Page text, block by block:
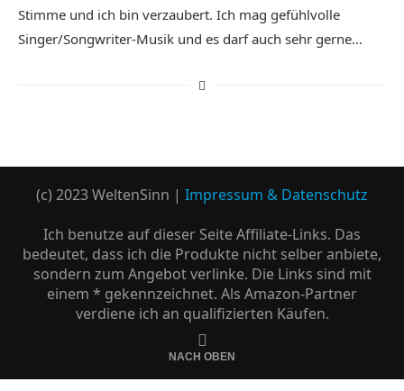
Stimme und ich bin verzaubert. Ich mag gefühlvolle
Singer/Songwriter-Musik und es darf auch sehr gerne…
(c) 2023 WeltenSinn | Impressum & Datenschutz
Ich benutze auf dieser Seite Affiliate-Links. Das
bedeutet, dass ich die Produkte nicht selber anbiete,
sondern zum Angebot verlinke. Die Links sind mit
einem * gekennzeichnet. Als Amazon-Partner
verdiene ich an qualifizierten Käufen.
NACH OBEN